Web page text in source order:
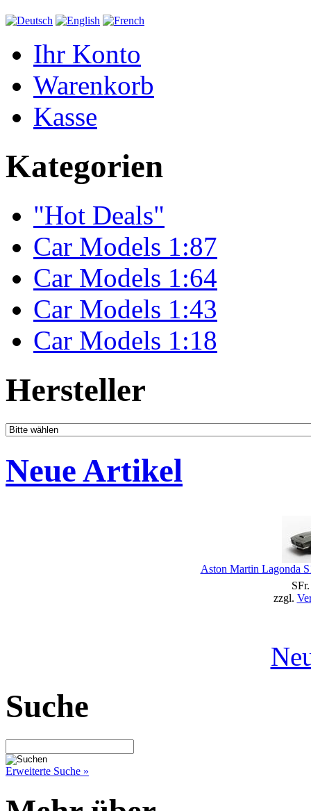
Ihr Konto
Warenkorb
Kasse
Kategorien
"Hot Deals"
Car Models 1:87
Car Models 1:64
Car Models 1:43
Car Models 1:18
Hersteller
Neue Artikel
Aston Martin Lagonda
zzgl.
Suche
Erweiterte Suche »